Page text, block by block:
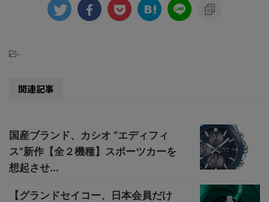
-
関連記事
国産ブランド、カシオ “エディフィ
ス”新作【全２機種】スポーツカーを
想起させ...
【グランドセイコー、日本会員だけ